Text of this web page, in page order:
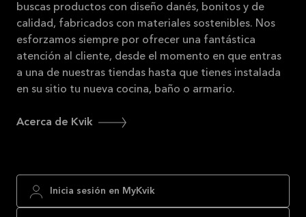
buscas productos con diseño danés, bonitos y de
calidad, fabricados con materiales sostenibles. Nos
esforzamos siempre por ofrecer una fantástica
atención al cliente, desde el momento en que entras
a una de nuestras tiendas hasta que tienes instalada
en su sitio tu nueva cocina, baño o armario.
Acerca de Kvik
Inicia sesión en MyKvik